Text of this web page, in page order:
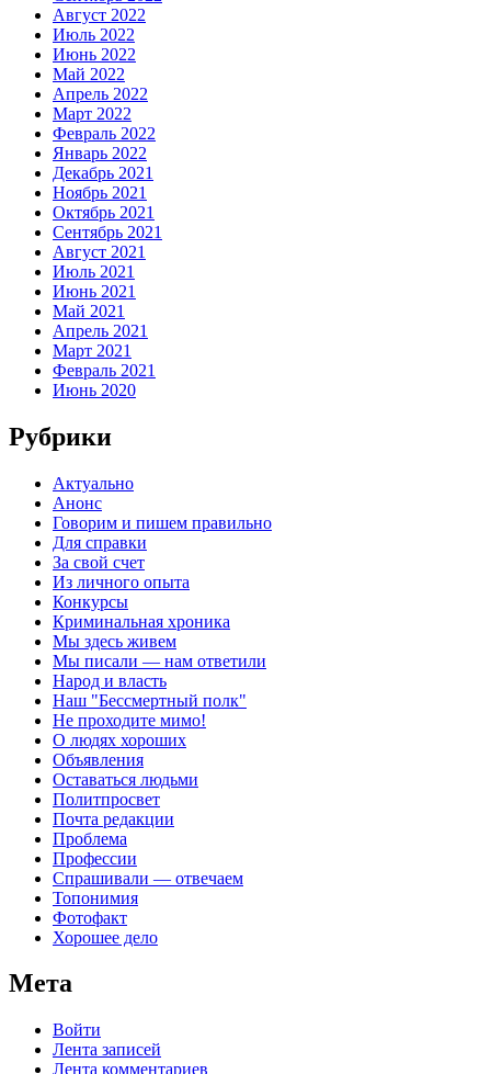
Август 2022
Июль 2022
Июнь 2022
Май 2022
Апрель 2022
Март 2022
Февраль 2022
Январь 2022
Декабрь 2021
Ноябрь 2021
Октябрь 2021
Сентябрь 2021
Август 2021
Июль 2021
Июнь 2021
Май 2021
Апрель 2021
Март 2021
Февраль 2021
Июнь 2020
Рубрики
Актуально
Анонс
Говорим и пишем правильно
Для справки
За свой счет
Из личного опыта
Конкурсы
Криминальная хроника
Мы здесь живем
Мы писали — нам ответили
Народ и власть
Наш "Бессмертный полк"
Не проходите мимо!
О людях хороших
Объявления
Оставаться людьми
Политпросвет
Почта редакции
Проблема
Профессии
Спрашивали — отвечаем
Топонимия
Фотофакт
Хорошее дело
Мета
Войти
Лента записей
Лента комментариев